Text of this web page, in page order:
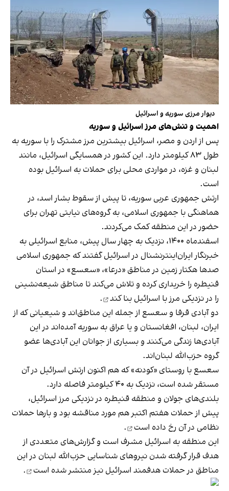
دیوار مرزی سوریه و اسرائیل
اهمیت و تنش‌های مرز اسرائیل و سوریه
پس از اردن و مصر، اسرائیل بیشترین مرز مشترک را با سوریه به
طول ۸۳ کیلومتر دارد. این کشور در همسایگی اسرائیل، مانند
لبنان و غزه، در مواردی محلی برای حملات به اسرائیل بوده
است.
ارتش جمهوری عربی سوریه، تا پیش از سقوط بشار اسد، در
هماهنگی با جمهوری اسلامی، به گروه‌های نیابتی تهران برای
حضور در این منطقه کمک می‌کردند.
اسفندماه ۱۴۰۰، نزدیک به چهار سال پیش، منابع اسرائیلی به
خبرنگار ایران‌اینترنشنال در اسرائیل گفتند که جمهوری اسلامی
صدها هکتار زمین در مناطق «درعا»، «سعسع» در استان
قنیطره را خریداری کرده و تلاش می‌کند تا مناطق شیعه‌نشینی
را در نزدیکی مرز با اسرائیل بنا کند
.
دو آبادی قرفا و سعسع از جمله این مناطق‌اند و شیعیانی که از
ایران، لبنان، افغانستان و یا عراق به سوریه آمده‌اند در این
آبادی‌ها زندگی می‌کنند و بسیاری از جوانان این آبادی‌ها عضو
گروه حزب‌الله ‌لبنان‌اند.
سعسع با روستای «کودنه» که هم اکنون ارتش اسرائیل در آن
مستقر شده است، نزدیک به ۴۰ کیلومتر فاصله دارد.
بلندی‌های جولان و منطقه قنیطره در نزدیکی مرز اسرائیل،
پیش از حملات هفتم اکتبر هم مورد مناقشه بود و بارها حملات
نظامی در آن رخ داده است
.
این منطقه به اسرائیل مشرف است و گزارش‌های متعددی از
هدف قرار گرفته شدن نیروهای شناسایی حزب‌الله لبنان در این
مناطق در حملات هدفمند اسرائیل نیزمنتشر شده است .